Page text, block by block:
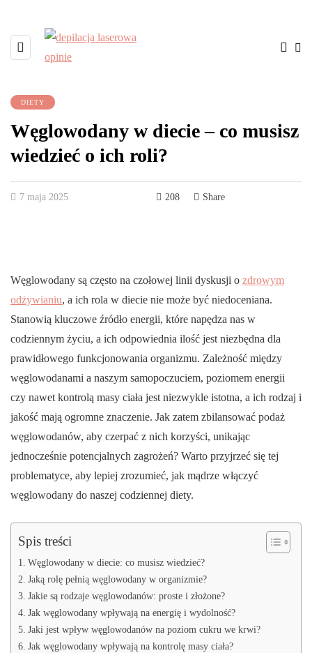
DIETY
Węglowodany w diecie – co musisz
wiedzieć o ich roli?
7 maja 2025 208 Share
Węglowodany są często na czołowej linii dyskusji o zdrowym
odżywianiu, a ich rola w diecie nie może być niedoceniana.
Stanowią kluczowe źródło energii, które napędza nas w
codziennym życiu, a ich odpowiednia ilość jest niezbędna dla
prawidłowego funkcjonowania organizmu. Zależność między
węglowodanami a naszym samopoczuciem, poziomem energii
czy nawet kontrolą masy ciała jest niezwykle istotna, a ich rodzaj i
jakość mają ogromne znaczenie. Jak zatem zbilansować podaż
węglowodanów, aby czerpać z nich korzyści, unikając
jednocześnie potencjalnych zagrożeń? Warto przyjrzeć się tej
problematyce, aby lepiej zrozumieć, jak mądrze włączyć
węglowodany do naszej codziennej diety.
Spis treści
Węglowodany w diecie: co musisz wiedzieć?
Jaką rolę pełnią węglowodany w organizmie?
Jakie są rodzaje węglowodanów: proste i złożone?
Jak węglowodany wpływają na energię i wydolność?
Jaki jest wpływ węglowodanów na poziom cukru we krwi?
Jak węglowodany wpływają na kontrolę masy ciała?